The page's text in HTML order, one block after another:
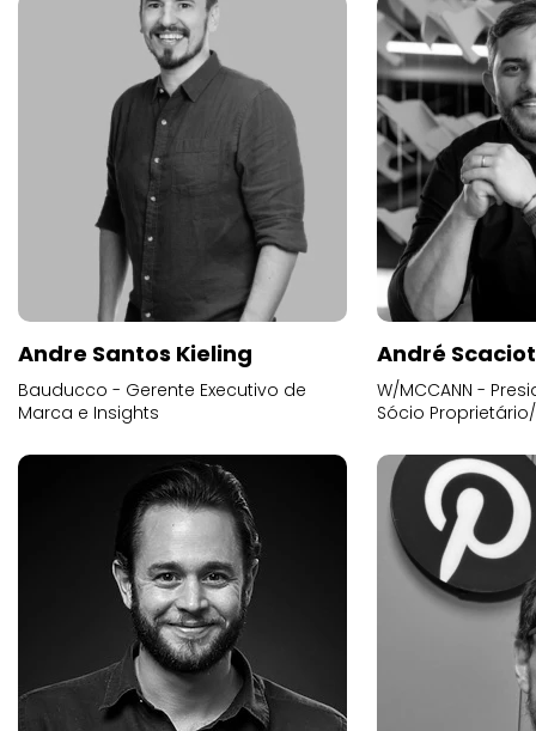
Andre Santos Kieling
Bauducco - Gerente Executivo de
Marca e Insights
André
W/MCCANN -
Sócio